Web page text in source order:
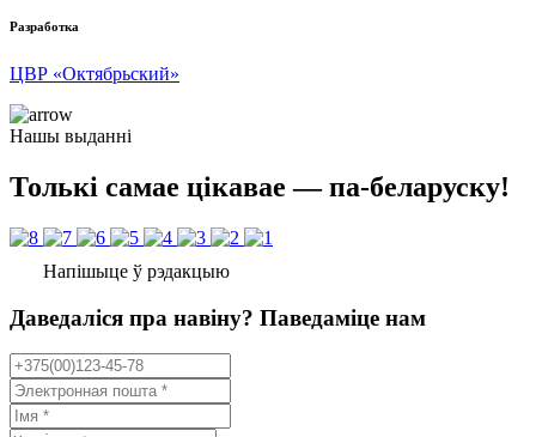
Разработка
ЦВР «Октябрьский»
Нашы выданні
Толькі самае цікавае — па-беларуску!
Напішыце ў рэдакцыю
Даведаліся пра навіну? Паведаміце нам